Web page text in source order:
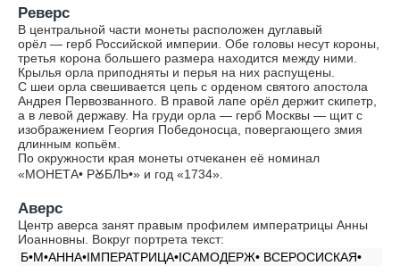
Реверс
В центральной части монеты расположен дуглавый
орёл — герб Российской империи. Обе головы несут короны,
третья корона большего размера находится между ними.
Крылья орла приподняты и перья на них распущены.
С шеи орла свешивается цепь с орденом святого апостола
Андрея Первозванного. В правой лапе орёл держит скипетр,
а в левой державу. На груди орла — герб Москвы — щит с
изображением Георгия Победоносца, повергающего змия
длинным копьём.
По окружности края монеты отчеканен её номинал
«МОНЕТА• РꙊБЛЬ•» и год «1734».
Аверс
Центр аверса занят правым профилем императрицы Анны
Иоанновны. Вокруг портрета текст:
Б•М•АННА•IМПЕРАТРИЦА•IСАМОДЕРЖ• ВСЕРОСИСКАЯ•